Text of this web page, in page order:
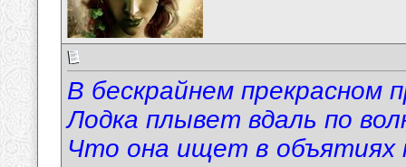
В бескрайнем прекрасном
Лодка плывет вдаль по
Что она ищет в объятиях